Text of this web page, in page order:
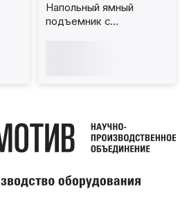
Напольный ямный
подъемник с